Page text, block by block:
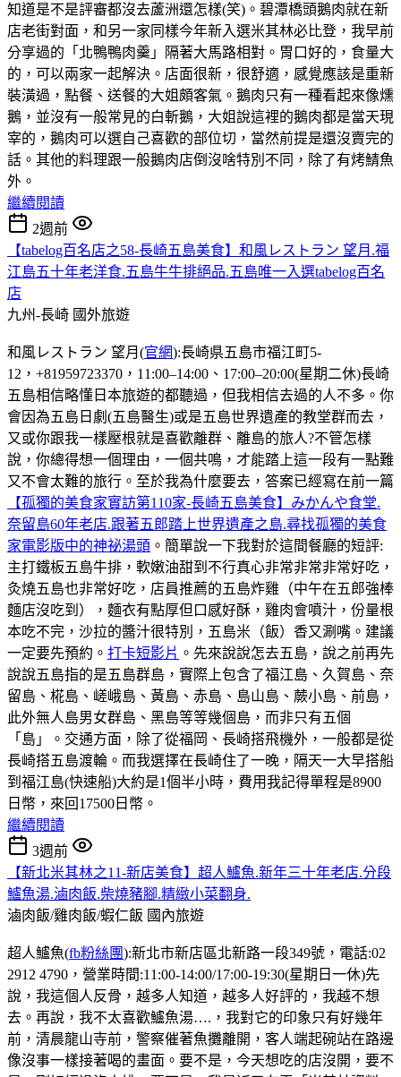
知道是不是評審都沒去蘆洲還怎樣(笑)。碧潭橋頭鵝肉就在新
店老街對面，和另一家同樣今年新入選米其林必比登，我早前
分享過的「北鴨鴨肉羹」隔著大馬路相對。胃口好的，食量大
的，可以兩家一起解決。店面很新，很舒適，感覺應該是重新
裝潢過，點餐、送餐的大姐頗客氣。鵝肉只有一種看起來像燻
鵝，並沒有一般常見的白斬鵝，大姐說這裡的鵝肉都是當天現
宰的，鵝肉可以選自己喜歡的部位切，當然前提是還沒賣完的
話。其他的料理跟一般鵝肉店倒沒啥特別不同，除了有烤鯖魚
外。
繼續閱讀
2週前
【tabelog百名店之58-長崎五島美食】和風レストラン 望月.福
江島五十年老洋食.五島牛牛排絕品.五島唯一入選tabelog百名
店
九州-長崎 國外旅遊
和風レストラン 望月(官網):長崎県五島市福江町5-
12，+81959723370，11:00–14:00、17:00–20:00(星期二休)長崎
五島相信略懂日本旅遊的都聽過，但我相信去過的人不多。你
會因為五島日劇(五島醫生)或是五島世界遺產的教堂群而去，
又或你跟我一樣壓根就是喜歡離群、離島的旅人?不管怎樣
說，你總得想一個理由，一個共鳴，才能踏上這一段有一點難
又不會太難的旅行。至於我為什麼要去，答案已經寫在前一篇
【孤獨的美食家實訪第110家-長崎五島美食】みかんや食堂.
奈留島60年老店.跟著五郎踏上世界遺產之島.尋找孤獨的美食
家電影版中的神祕湯頭 。簡單說一下我對於這間餐廳的短評:
主打鐵板五島牛排，軟嫩油甜到不行真心非常非常非常好吃，
灸燒五島也非常好吃，店員推薦的五島炸雞（中午在五郎強棒
麵店沒吃到），麵衣有點厚但口感好酥，雞肉會噴汁，份量根
本吃不完，沙拉的醬汁很特別，五島米（飯）香又涮嘴。建議
一定要先預約。 打卡短影片 。先來說說怎去五島，說之前再先
說說五島指的是五島群島，實際上包含了福江島、久賀島、奈
留島、椛島、嵯峨島、黃島、赤島、島山島、蕨小島、前島，
此外無人島男女群島、黑島等等幾個島，而非只有五個
「島」。交通方面，除了從福岡、長崎搭飛機外，一般都是從
長崎搭五島渡輪。而我選擇在長崎住了一晚，隔天一大早搭船
到福江島(快速船)大約是1個半小時，費用我記得單程是8900
日幣，來回17500日幣。
繼續閱讀
3週前
【新北米其林之11-新店美食】超人鱸魚.新年三十年老店.分段
鱸魚湯.滷肉飯.柴燒豬腳.精緻小菜翻身.
滷肉飯/雞肉飯/蝦仁飯 國內旅遊
超人鱸魚(fb粉絲團):新北市新店區北新路一段349號，電話:02
2912 4790，營業時間:11:00-14:00/17:00-19:30(星期日一休)先
說，我這個人反骨，越多人知道，越多人好評的，我越不想
去。再說，我不太喜歡鱸魚湯….，我對它的印象只有好幾年
前，清晨龍山寺前，警察催著魚攤離開，客人端起碗站在路邊
像沒事一樣接著喝的畫面。要不是，今天想吃的店沒開，要不